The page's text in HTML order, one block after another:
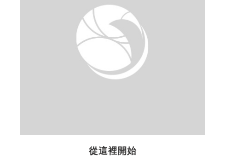
從這裡開始